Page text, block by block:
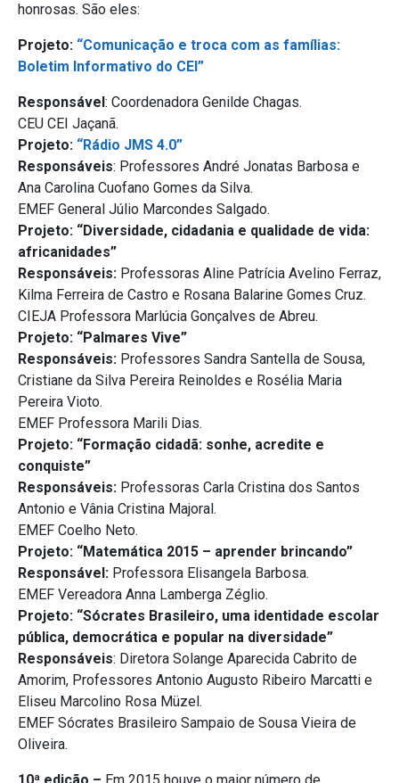
honrosas. São eles:
Projeto: “Comunicação e troca com as famílias:
Boletim Informativo do CEI”
Responsável: Coordenadora Genilde Chagas.
CEU CEI Jaçanã.
Projeto: “Rádio JMS 4.0”
Responsáveis: Professores André Jonatas Barbosa e
Ana Carolina Cuofano Gomes da Silva.
EMEF General Júlio Marcondes Salgado.
Projeto: “Diversidade, cidadania e qualidade de vida:
africanidades”
Responsáveis: Professoras Aline Patrícia Avelino Ferraz,
Kilma Ferreira de Castro e Rosana Balarine Gomes Cruz.
CIEJA Professora Marlúcia Gonçalves de Abreu.
Projeto: “Palmares Vive”
Responsáveis: Professores Sandra Santella de Sousa,
Cristiane da Silva Pereira Reinoldes e Rosélia Maria
Pereira Vioto.
EMEF Professora Marili Dias.
Projeto: “Formação cidadã: sonhe, acredite e
conquiste”
Responsáveis: Professoras Carla Cristina dos Santos
Antonio e Vânia Cristina Majoral.
EMEF Coelho Neto.
Projeto: “Matemática 2015 – aprender brincando”
Responsável: Professora Elisangela Barbosa.
EMEF Vereadora Anna Lamberga Zéglio.
Projeto: “Sócrates Brasileiro, uma identidade escolar
pública, democrática e popular na diversidade”
Responsáveis: Diretora Solange Aparecida Cabrito de
Amorim, Professores Antonio Augusto Ribeiro Marcatti e
Eliseu Marcolino Rosa Müzel.
EMEF Sócrates Brasileiro Sampaio de Sousa Vieira de
Oliveira.